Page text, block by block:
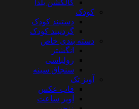
کالکشن یلدا
کودک
دستبند کودک
گردنبند کودک
دسته بندی خاص
انگشتر
رولباسی
سنجاق سینه
آویز تک
قاب عکس
آویز ساعت